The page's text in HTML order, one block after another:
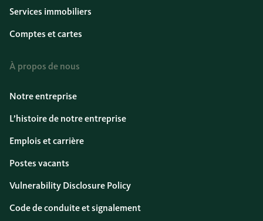
Services immobiliers
Comptes et cartes
À propos de nous
Notre entreprise
L’histoire de notre entreprise
Emplois et carrière
Postes vacants
Vulnerability Disclosure Policy
Code de conduite et signalement